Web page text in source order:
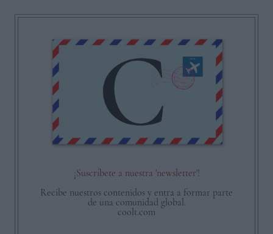
¡Suscríbete a nuestra 'newsletter'!
Recibe nuestros contenidos y entra a formar parte
de una comunidad global.
coolt.com